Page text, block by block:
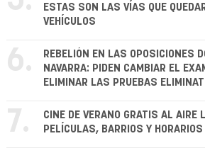
ESTAS SON LAS VÍAS QUE
VEHÍCULOS
6.
REBELIÓN EN LAS OPOSICIONES
NAVARRA: PIDEN CAMBIAR EL
ELIMINAR LAS PRUEBAS
7.
CINE DE VERANO GRATIS AL AIRE
PELÍCULAS, BARRIOS Y